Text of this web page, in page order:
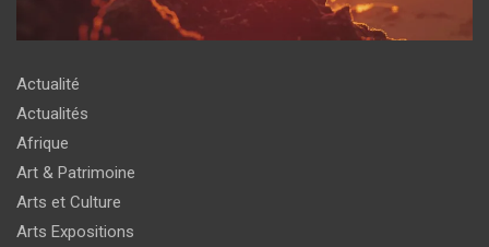
Actualité
Actualités
Afrique
Art & Patrimoine
Arts et Culture
Arts Expositions